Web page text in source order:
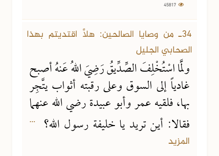
34ـ من وصايا الصالحين: هلَّا اقتديتم بهذا
الصحابي الجليل
ولَمَّا اسْتُخْلِفَ الصِّدِّيقُ رَضِيَ اللهُ عَنهُ أصبح
غادياً إلى السوق وعلى رقبته أثواب يتَّجِر
بها، فلقيه عمر وأبو عبيدة رضي الله عنهما
فقالا: أين تريد يا خليفة رسول الله؟
...
المزيد